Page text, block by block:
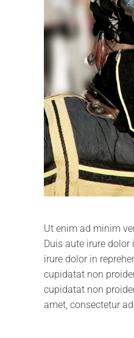
Ut enim ad minim
Duis aute irure
irure dolor in
cupidatat non
cupidatat non
amet, consectetur